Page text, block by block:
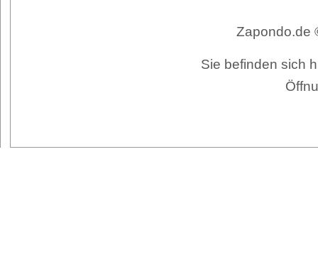
Zapondo.de
Sie befinden sich